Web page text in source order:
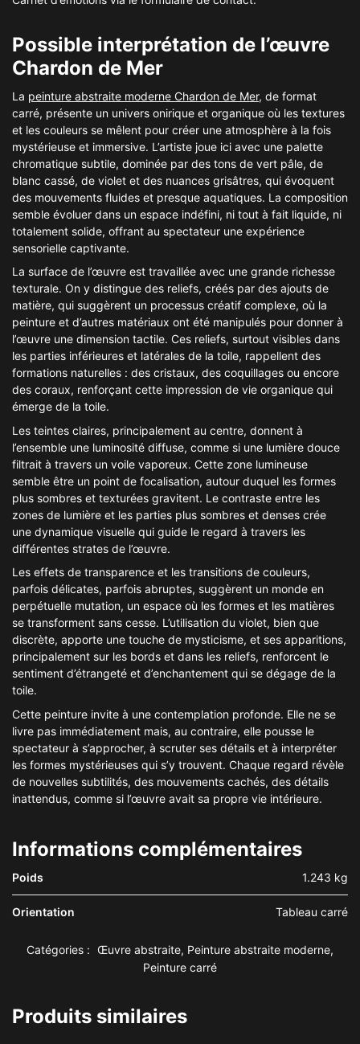
Possible interprétation de l’œuvre
Chardon de Mer
La peinture abstraite moderne Chardon de Mer, de format
carré, présente un univers onirique et organique où les textures
et les couleurs se mêlent pour créer une atmosphère à la fois
mystérieuse et immersive. L’artiste joue ici avec une palette
chromatique subtile, dominée par des tons de vert pâle, de
blanc cassé, de violet et des nuances grisâtres, qui évoquent
des mouvements fluides et presque aquatiques. La composition
semble évoluer dans un espace indéfini, ni tout à fait liquide, ni
totalement solide, offrant au spectateur une expérience
sensorielle captivante.
La surface de l’œuvre est travaillée avec une grande richesse
texturale. On y distingue des reliefs, créés par des ajouts de
matière, qui suggèrent un processus créatif complexe, où la
peinture et d’autres matériaux ont été manipulés pour donner à
l’œuvre une dimension tactile. Ces reliefs, surtout visibles dans
les parties inférieures et latérales de la toile, rappellent des
formations naturelles : des cristaux, des coquillages ou encore
des coraux, renforçant cette impression de vie organique qui
émerge de la toile.
Les teintes claires, principalement au centre, donnent à
l’ensemble une luminosité diffuse, comme si une lumière douce
filtrait à travers un voile vaporeux. Cette zone lumineuse
semble être un point de focalisation, autour duquel les formes
plus sombres et texturées gravitent. Le contraste entre les
zones de lumière et les parties plus sombres et denses crée
une dynamique visuelle qui guide le regard à travers les
différentes strates de l’œuvre.
Les effets de transparence et les transitions de couleurs,
parfois délicates, parfois abruptes, suggèrent un monde en
perpétuelle mutation, un espace où les formes et les matières
se transforment sans cesse. L’utilisation du violet, bien que
discrète, apporte une touche de mysticisme, et ses apparitions,
principalement sur les bords et dans les reliefs, renforcent le
sentiment d’étrangeté et d’enchantement qui se dégage de la
toile.
Cette peinture invite à une contemplation profonde. Elle ne se
livre pas immédiatement mais, au contraire, elle pousse le
spectateur à s’approcher, à scruter ses détails et à interpréter
les formes mystérieuses qui s’y trouvent. Chaque regard révèle
de nouvelles subtilités, des mouvements cachés, des détails
inattendus, comme si l’œuvre avait sa propre vie intérieure.
Informations complémentaires
Poids 1.243 kg
Orientation Tableau carré
Catégories : Œuvre abstraite, Peinture abstraite moderne,
Peinture carré
Produits similaires